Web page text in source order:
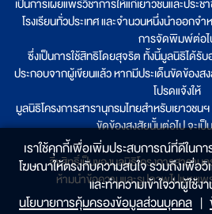
เป็นการเผยแพร่วิชาการให้แก่เยาวชนและประ
โรงเรียนทั่วประเทศ และจำนวนหนึ่งนำออกจ
การจัดพิมพ์ต่อ
ซึ่งเป็นการใช้สิทธิโดยสุจริต ทั้งนี้มูลนิธิได้
ประกอบจากผู้เขียนแล้ว หากมีประเด็นขัดข้องส
โปรดแจ้งให้
มูลนิธิโครงการสารานุกรมไทยสำหรับเยาวช
ขัดข้องสงสัยนั้นต่อไป จะเ
ลิขสิทธิ์เป็นของมูลนิธิโครงการสารานุ
ห้ามนำข้อความและรูปภาพไปเผยแ
เราใช้คุกกี้เพื่อเพิ่มประสบการณ์ที่ดีในกา
โฆษณาให้ตรงกับความสนใจ รวมถึงเพื่อวิเ
และทำความเข้าใจว่าผู้ใช้ง
นโยบายการคุ้มครองข้อมูลส่วนบุคคล |